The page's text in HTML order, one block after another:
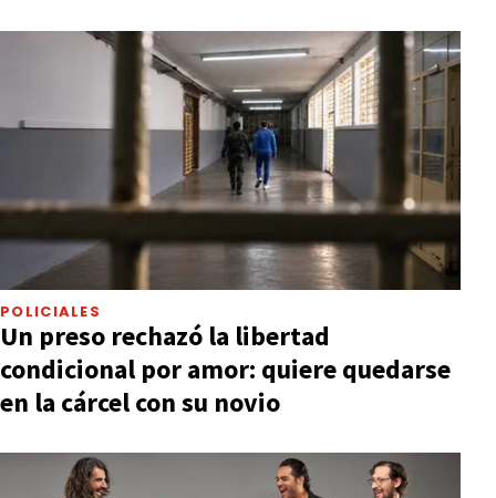
POLICIALES
Un preso rechazó la libertad
condicional por amor: quiere quedarse
en la cárcel con su novio